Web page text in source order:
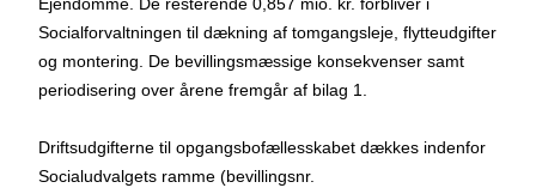
Ejendomme. De resterende 0,857 mio. kr. forbliver i
Socialforvaltningen til dækning af tomgangsleje, flytteudgifter
og montering. De bevillingsmæssige konsekvenser samt
periodisering over årene fremgår af bilag 1.
Driftsudgifterne til opgangsbofællesskabet dækkes indenfor
Socialudvalgets ramme (bevillingsnr.